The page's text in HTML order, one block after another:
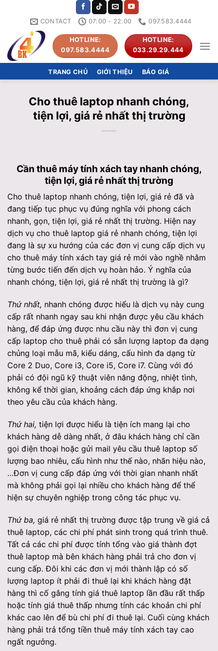
CONTACT 07:00 - 22:00 097.583.4444
HOTLINE:
097.583.4444
HOTLINE:
033.29.29.444
TRANG CHỦ GIỚI THIỆU BÁO GIÁ
Cho thuê laptop nhanh chóng,
tiện lợi, giá rẻ nhất thị trường
Cần thuê máy tính xách tay nhanh chóng,
tiện lợi, giá rẻ nhất thị trường
Cho thuê laptop nhanh chóng, tiện lợi, giá rẻ đã và
đang tiếp tục phục vụ đúng nghĩa với phong cách
nhanh, gọn, tiện lợi, giá rẻ nhất thị trường. Hiện nay
dịch vụ cho thuê laptop giá rẻ nhanh chóng, tiện lợi
đang là sự xu hướng của các đơn vị cung cấp dịch vụ
cho thuê máy tính xách tay giá rẻ mới vào nghề nhằm
từng bước tiến đến dịch vụ hoàn hảo. Ý nghĩa của
nhanh chóng, tiện lợi, giá rẻ nhất thị trường là gì?
Thứ nhất, nhanh chóng được hiểu là dịch vụ này cung
cấp rất nhanh ngay sau khi nhận được yêu cầu khách
hàng, để đáp ứng được nhu cầu này thì đơn vị cung
cấp laptop cho thuê phải có sẵn lượng laptop đa dạng
chủng loại mẫu mã, kiểu dáng, cấu hình đa dạng từ
Core 2 Duo, Core i3, Core i5, Core i7. Cùng với đó
phải có đội ngũ kỹ thuật viên năng động, nhiệt tình,
không kể thời gian, khoảng cách đáp ứng khắp nơi
theo yêu cầu của khách hàng.
Thứ hai, tiện lợi được hiểu là tiện ích mang lại cho
khách hàng dễ dàng nhất, ở đâu khách hàng chỉ cần
gọi điện thoại hoặc gửi mail yêu cầu thuê laptop số
lượng bao nhiêu, cấu hình như thế nào, nhãn hiệu nào,
…Đơn vị cung cấp đáp ứng với thời gian nhanh nhất
mà không phải gọi lại nhiều cho khách hàng để thể
hiện sự chuyên nghiệp trong công tác phục vụ.
Thứ ba, giá rẻ nhất thị trường được tập trung về giá cả
thuê laptop, các chi phí phát sinh trong quá trình thuê.
Tất cả các chi phí được tính tổng vào giá thành đợt
thuê laptop mà bên khách hàng phải trả cho đơn vị
cung cấp. Đôi khi các đơn vị mới thành lập có số
lượng laptop ít phải đi thuê lại khi khách hàng đặt
hàng thì cố gắng tính giá thuê laptop lần đầu rất thấp
hoặc tính giá thuê thấp nhưng tính các khoản chi phí
khác cao lên để bù chi phí đi thuê lại. Cuối cùng khách
hàng phải trả tổng tiền thuê máy tính xách tay cao
ngất ngưởng.